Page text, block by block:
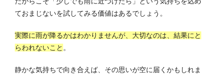
ておまじないを試してみる価値はあるでしょう。
実際に雨が降るかはわかりませんが、大切なのは、結果にと
らわれないこと 。
静かな気持ちで向き合えば、その思いが空に届くかもしれま